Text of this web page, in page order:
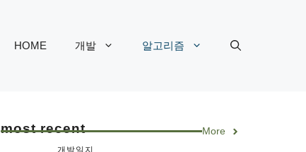
HOME 개발 알고리즘
most recent More
개발일지